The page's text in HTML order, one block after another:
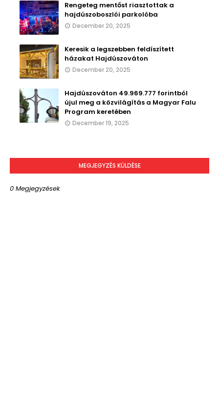
Rengeteg mentőst riasztottak a
hajdúszoboszlói parkolóba
December 20, 2025
Keresik a legszebben feldíszített
házakat Hajdúszováton
December 20, 2025
Hajdúszováton 49.969.777 forintból
újul meg a közvilágítás a Magyar Falu
Program keretében
December 19, 2025
MEGJEGYZÉS KÜLDÉSE
0 Megjegyzések